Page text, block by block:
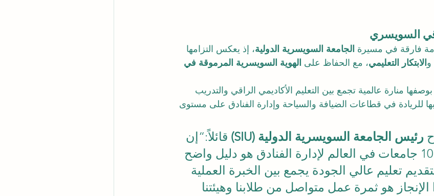
السويسري
فارقة في مسيرة الجامعة السويسرية الدولية، إذ يعكس التزامها
و الابتكار التعليمي، مع الحفاظ على الهوية السويسرية المرموقة في
ويؤكد هذا التصنيف مكانة SIU بوصفها منارة عالمية تجمع بين التعليم الأكاديمي الراقي والتدريب
للريادة في قطاعات الضيافة والسياحة وإدارة الفنادق على مستوى
رئيس الجامعة السويسرية الدولية (SIU)
قائلاً:“إن
تصنيفنا ضمن أفضل 10 جامعات في العالم لإدارة الفنادق هو دليل واضح
تعليم عالي الجودة يجمع بين الخبرة العملية
الإنجاز هو ثمرة عمل متواصل من طلابنا وهيئتنا